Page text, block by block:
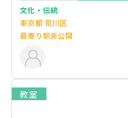
文化・伝統
東京都 荒川区
最寄り駅非公開
教室